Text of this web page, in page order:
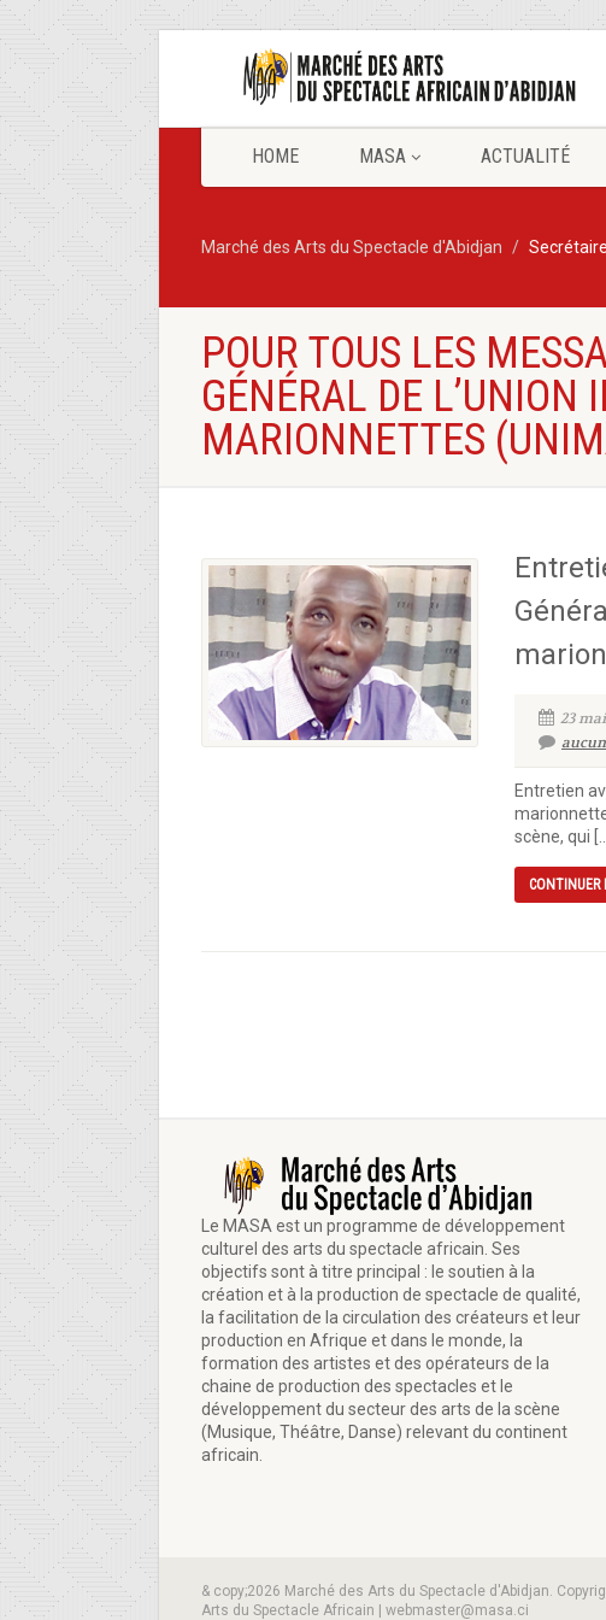
HOME MASA ACTUALITÉ
Marché des Arts du Spectacle d'Abidjan
POUR TOUS LES
GÉNÉRAL DE L’UNION
MARIONNETTES
23
Entretien
scène, qui […]
CONTINUER
Le MASA est un programme de développement
culturel des arts du spectacle africain. Ses
objectifs sont à titre principal : le soutien à la
création et à la production de spectacle de qualité,
la facilitation de la circulation des créateurs et leur
production en Afrique et dans le monde, la
formation des artistes et des opérateurs de la
chaine de production des spectacles et le
développement du secteur des arts de la scène
(Musique, Théâtre, Danse) relevant du continent
africain.
& copy;2026 Marché des Arts du Spectacle d'Abidjan.
Arts du Spectacle Africain | webmaster@masa.ci